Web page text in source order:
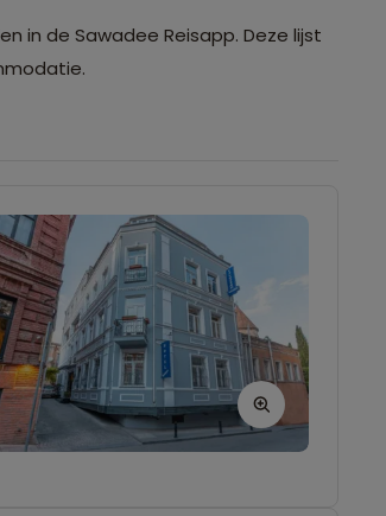
in de Sawadee Reisapp. Deze lijst